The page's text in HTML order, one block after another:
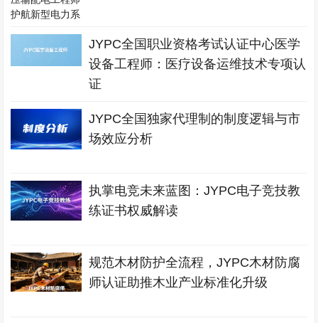
JYPC全国职业资格考试认证中心医学
设备工程师：医疗设备运维技术专项认
证
JYPC全国独家代理制的制度逻辑与市
场效应分析
执掌电竞未来蓝图：JYPC电子竞技教
练证书权威解读
规范木材防护全流程，JYPC木材防腐
师认证助推木业产业标准化升级